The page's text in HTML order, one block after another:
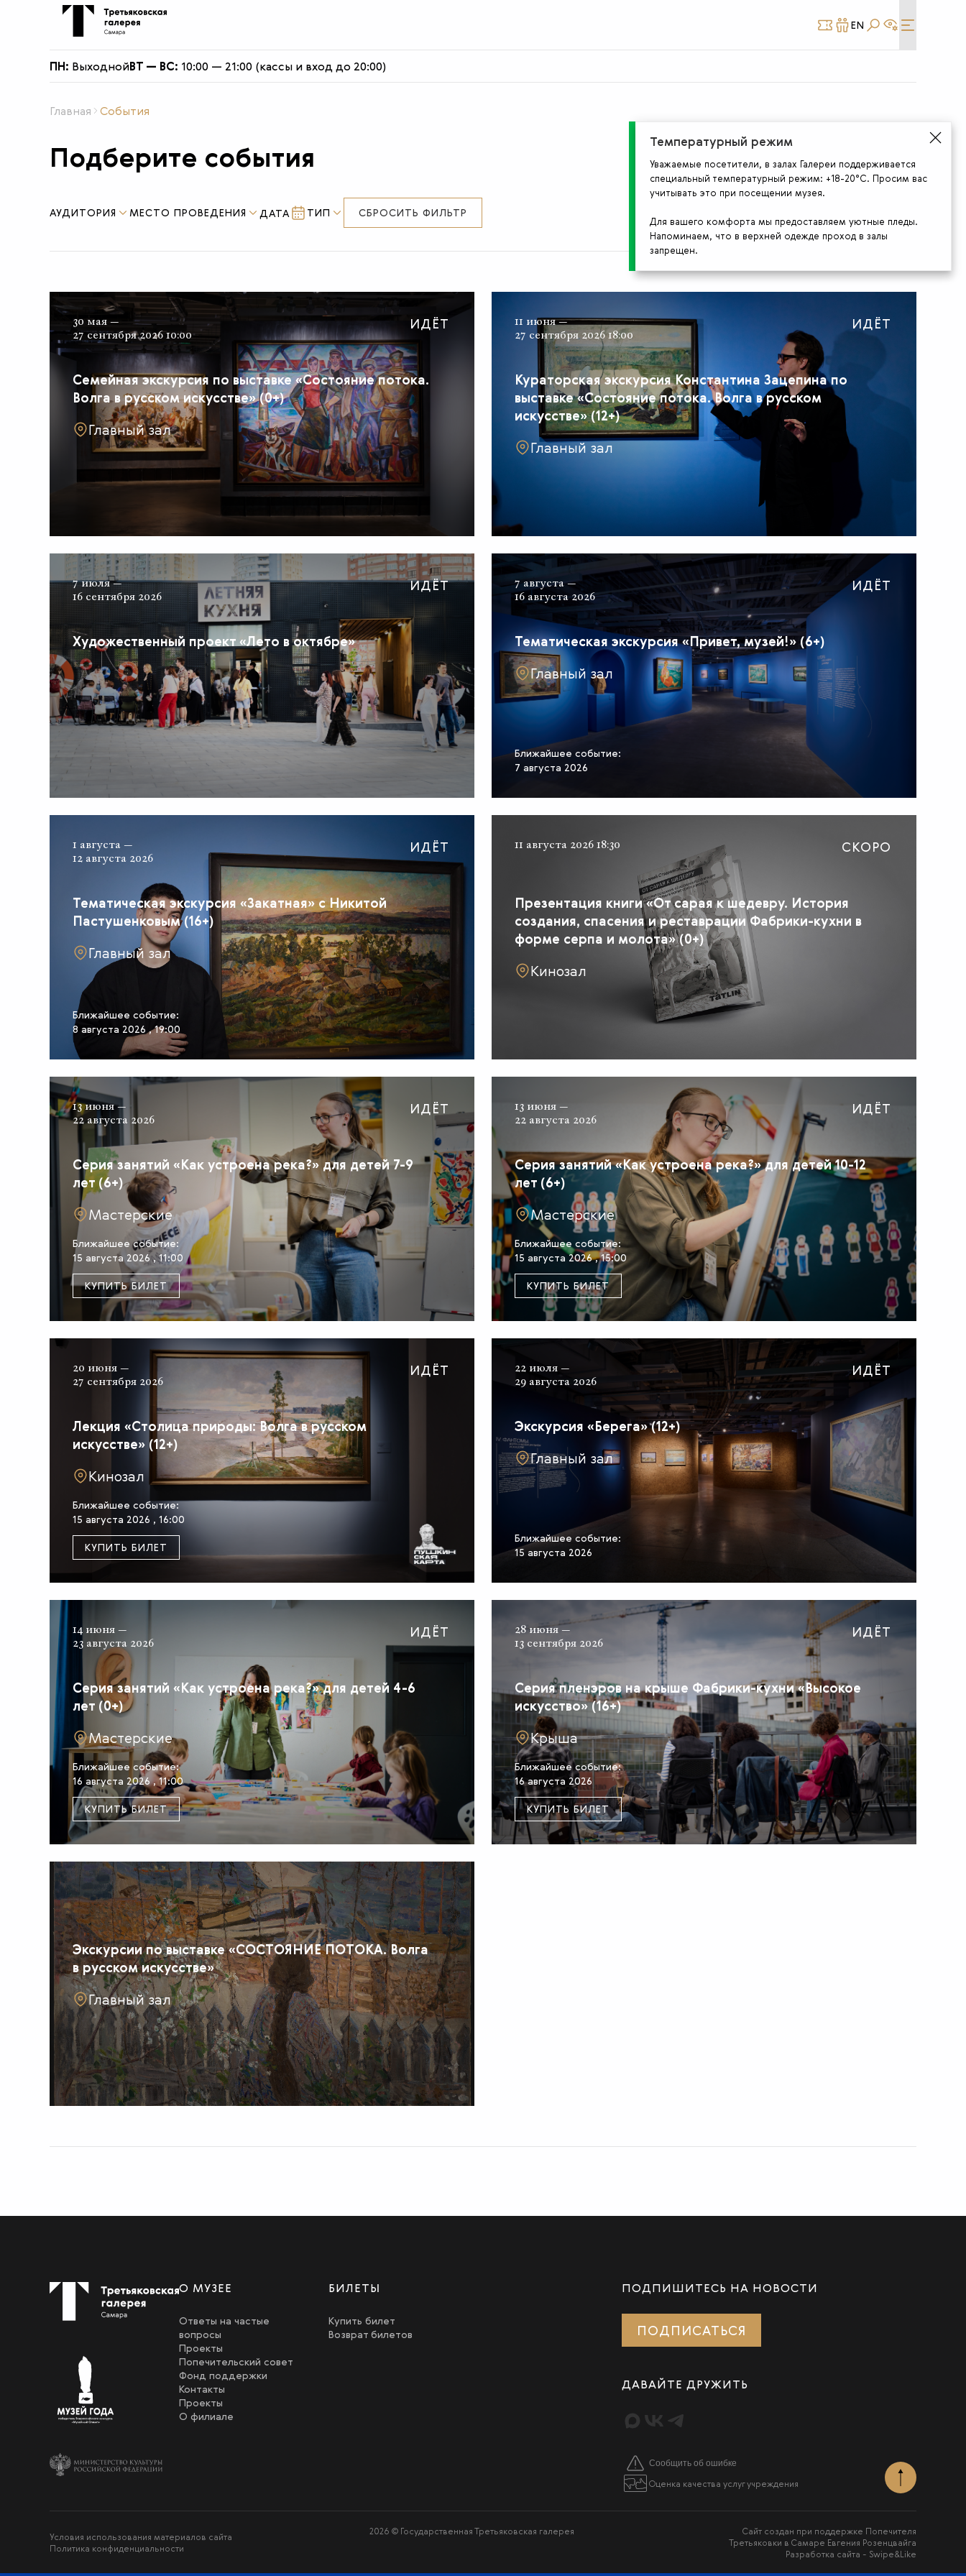
КУПИТЬ
СТАТЬ
EN
ПН: ВыходнойВТ — ВС: 10:00 — 21:00 (кассы и вход до 20:00)
О филиале
Главная События
Подберите события
АУДИТОРИЯ МЕСТО ПРОВЕДЕНИЯ ТИП СБРОСИТЬ ФИЛЬТР
30 мая —
27 сентября 2026 10:00
Семейная экскурсия по выставке «Состояние потока.
Волга в русском искусстве» (0+)
Главный зал
ИДЁТ
11 июня —
27 сентября 2026 18:00
Кураторская экскурсия Константина Зацепина по
выставке «Состояние потока. Волга в русском
искусстве» (12+)
Главный зал
ИДЁТ
7 июля —
16 сентября 2026
Художественный проект «Лето в октябре»
ИДЁТ
7 августа —
16 августа 2026
Тематическая экскурсия «Привет, музей!» (6+)
Главный зал
Ближайшее событие:
7 августа 2026
ИДЁТ
1 августа —
12 августа 2026
Тематическая экскурсия «Закатная» с Никитой
Пастушенковым (16+)
Главный зал
Ближайшее событие:
8 августа 2026 , 19:00
ИДЁТ 11 августа 2026 18:30
Презентация книги «От сарая к шедевру. История
создания, спасения и реставрации Фабрики-кухни в
форме серпа и молота» (0+)
Кинозал
СКОРО
13 июня —
22 августа 2026
Серия занятий «Как устроена река?» для детей 7-9
лет (6+)
Мастерские
Ближайшее событие:
15 августа 2026 , 11:00
КУПИТЬ БИЛЕТ
ИДЁТ
13 июня —
22 августа 2026
Серия занятий «Как устроена река?» для детей 10-12
лет (6+)
Мастерские
Ближайшее событие:
15 августа 2026 , 15:00
КУПИТЬ БИЛЕТ
ИДЁТ
20 июня —
27 сентября 2026
Лекция «Столица природы: Волга в русском
искусстве» (12+)
Кинозал
Ближайшее событие:
15 августа 2026 , 16:00
КУПИТЬ БИЛЕТ
ИДЁТ
22 июля —
29 августа 2026
Экскурсия «Берега» (12+)
Главный зал
Ближайшее событие:
15 августа 2026
ИДЁТ
14 июня —
23 августа 2026
Серия занятий «Как устроена река?» для детей 4-6
лет (0+)
Мастерские
Ближайшее событие:
16 августа 2026 , 11:00
КУПИТЬ БИЛЕТ
ИДЁТ
28 июня —
13 сентября 2026
Серия пленэров на крыше Фабрики-кухни «Высокое
искусство» (16+)
Крыша
Ближайшее событие:
16 августа 2026
КУПИТЬ БИЛЕТ
ИДЁТ
Экскурсии по выставке «СОСТОЯНИЕ ПОТОКА. Волга
в русском искусстве»
Главный зал
О МУЗЕЕ
Ответы на частые
вопросы
Проекты
Попечительский совет
Фонд поддержки
Контакты
Проекты
О филиале
БИЛЕТЫ
Купить билет
Возврат билетов
ПОДПИШИТЕСЬ НА НОВОСТИ
ПОДПИСАТЬСЯ
ДАВАЙТЕ ДРУЖИТЬ
Сообщить об ошибке
Оценка качества услуг учреждения
Условия использования материалов сайта
Политика конфиденциальности
2026 © Государственная Третьяковская галерея
Сайт создан при поддержке Попечителя
Третьяковки в Самаре Евгения Розенцвайга
Разработка сайта - Swipe&Like
Температурный режим
Уважаемые посетители, в залах Галереи поддерживается
специальный температурный режим: +18-20°С. Просим вас
учитывать это при посещении музея.
Для вашего комфорта мы предоставляем уютные пледы.
Напоминаем, что в верхней одежде проход в залы
запрещен.